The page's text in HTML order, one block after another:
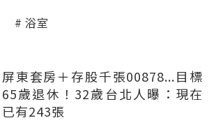
浴室
屏東套房＋存股千張00878...目標
65歲退休！32歲台北人曝：現在
已有243張